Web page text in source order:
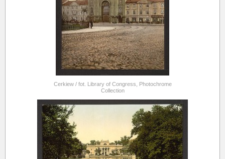
Cerkiew / fot. Library of Congress, Photochrome
Collection